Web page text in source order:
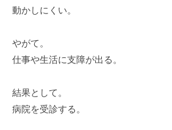
動かしにくい。
やがて。
仕事や生活に支障が出る。
結果として。
病院を受診する。